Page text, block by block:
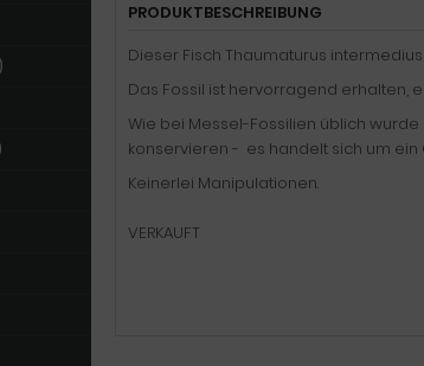
PRODUKTBESCHREIBUNG
Dieser Fisch Thaumaturus
Das Fossil ist hervorragend erhalten,
Wie bei Messel-Fossilien üblich
konservieren - es handelt sich um ein
Keinerlei Manipulationen.
VERKAUFT